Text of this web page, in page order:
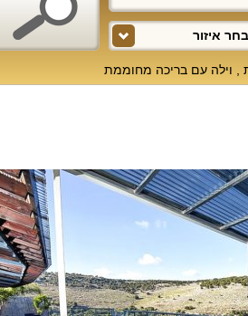
בחר איזור
וילה עם בריכה מחוממת